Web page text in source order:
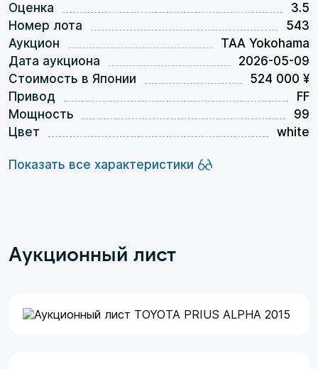
Оценка
3.5
Номер лота
543
Аукцион
TAA Yokohama
Дата аукциона
2026-05-09
Стоимость в Японии
524 000 ¥
Привод
FF
Мощность
99
Цвет
white
Показать все характеристики
Аукционный лист